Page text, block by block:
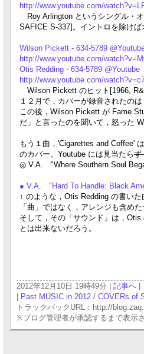
http://www.youtube.com/
Roy Arlington というシングル・
SAFICE S-337]。イントロを除け
Wilson Pickett - 634-5789
http://www.youtube.com/
Otis Redding - 634-5789 @Youtube
http://www.youtube.com/
Wilson Pickett のヒット[1966,
１２月で，カバーが録音されたの
この後，Wilson Pickett が Fame
だ」と言ったのを聞いて，怒った
もう１曲，'Cigarettes and Coffee'
のカバー。Youtube には見当たらず
◎ V.A. "Where Southern Soul
● V.A. "Hard To Handle: Black
↑ のような，Otis Redding の書い
「曲」ではなく，アレンジも含め
そして，その「サウンド」は，
とは出来ないだろう。
2012年12月10日 19時49分 | 記事へ
Past MUSIC in 2012 / COVERs of
トラックバックURL：http://
※ブログ管理者が承認するまで表示